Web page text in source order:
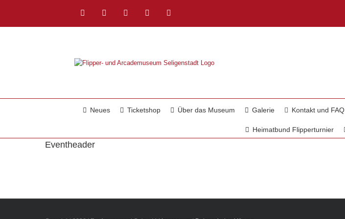
FacebookInstagramYouTubeTwitchE-
Neues Ticketshop Über das Museum Galerie Kontakt und FAQ
Heimatbund Flipperturnier
Eventheader